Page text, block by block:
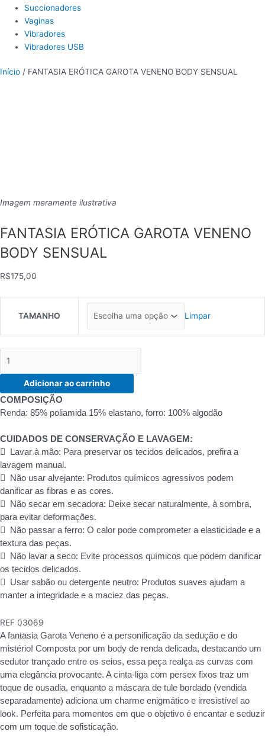
Succionadores
Vaginas
Vibradores
Vibradores USB
Início / FANTASIA ERÓTICA GAROTA VENENO BODY SENSUAL
Imagem meramente ilustrativa
FANTASIA ERÓTICA GAROTA VENENO
BODY SENSUAL
R$175,00
TAMANHO Limpar
Adicionar ao carrinho
COMPOSIÇÃO
Renda: 85% poliamida 15% elastano, forro: 100% algodão
CUIDADOS DE CONSERVAÇÃO E LAVAGEM:
 Lavar à mão: Para preservar os tecidos delicados, prefira a
lavagem manual.
 Não usar alvejante: Produtos químicos agressivos podem
danificar as fibras e as cores.
 Não secar em secadora: Deixe secar naturalmente, à sombra,
para evitar deformações.
 Não passar a ferro: O calor pode comprometer a elasticidade e a
textura das peças.
 Não lavar a seco: Evite processos químicos que podem danificar
os tecidos delicados.
 Usar sabão ou detergente neutro: Produtos suaves ajudam a
manter a integridade e a maciez das peças.
REF 03069
A fantasia Garota Veneno é a personificação da sedução e do
mistério! Composta por um body de renda delicada, destacando um
sedutor trançado entre os seios, essa peça realça as curvas com
uma elegância provocante. A cinta-liga com persex fixos traz um
toque de ousadia, enquanto a máscara de tule bordado (vendida
separadamente) adiciona um charme enigmático e irresistível ao
look. Perfeita para momentos em que o objetivo é encantar e seduzir
com um toque de sofisticação.